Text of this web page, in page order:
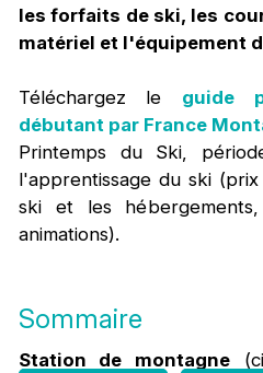
les forfaits de ski, les
matériel et l'équipement
Téléchargez le guide
débutant par France
Printemps du Ski,
l'apprentissage du ski
ski et les
animations).
Sommaire
Station de montagne